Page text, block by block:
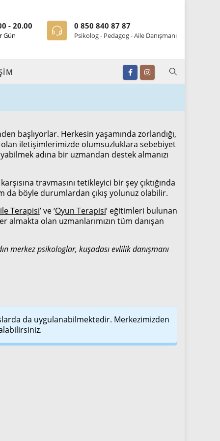
- 20.00
Gün
0 850 840 87 87
Psikolog - Pedagog - Aile Danışmanı
başlıyorlar. Herkesin yaşamında zorlandığı,
olan iletişimlerimizde olumsuzluklara sebebiyet
adına bir uzmandan destek almanızı
travmasını tetikleyici bir şey çıktığında
da böyle durumlardan çıkış yolunuz olabilir.
Terapisi’ ve ‘Oyun Terapisi’ eğitimleri bulunan
almakta olan uzmanlarımızın tüm danışan
merkez psikologlar, kuşadası evlilik danışmanı
da uygulanabilmektedir. Merkezimizden